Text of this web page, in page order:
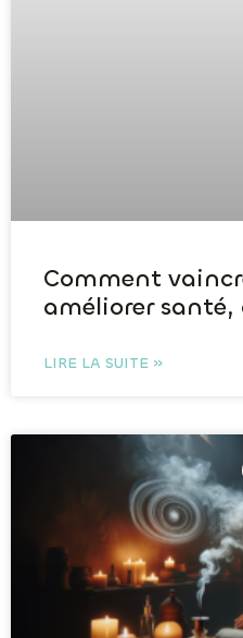
Comment
améliorer
LIRE LA SUITE »